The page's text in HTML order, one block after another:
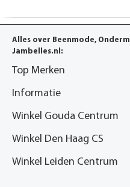
Alles over Beenmode,
Jambelles.nl:
Top Merken
Informatie
Winkel Gouda Centrum
Winkel Den Haag CS
Winkel Leiden Centrum